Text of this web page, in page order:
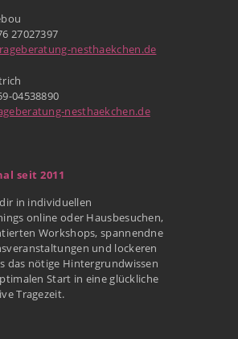
27027397
nesthaekchen.de
04538890
nesthaekchen.de
seit 2011
in individuellen
online oder Hausbesuchen,
Workshops, spannendne
und lockeren
das nötige Hintergrundwissen
Start in eine glückliche
Tragezeit.